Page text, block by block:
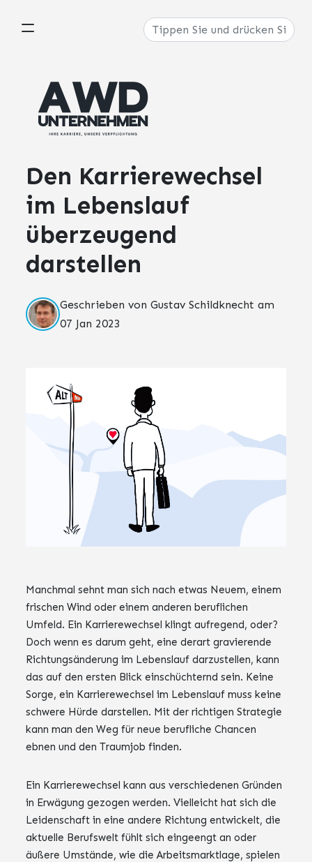
Den Karrierewechsel
im Lebenslauf
überzeugend
darstellen
Geschrieben von Gustav Schildknecht am
07 Jan 2023
Manchmal sehnt man sich nach etwas Neuem, einem
frischen Wind oder einem anderen beruflichen
Umfeld. Ein Karrierewechsel klingt aufregend, oder?
Doch wenn es darum geht, eine derart gravierende
Richtungsänderung im Lebenslauf darzustellen, kann
das auf den ersten Blick einschüchternd sein. Keine
Sorge, ein Karrierewechsel im Lebenslauf muss keine
schwere Hürde darstellen. Mit der richtigen Strategie
kann man den Weg für neue berufliche Chancen
ebnen und den Traumjob finden.
Ein Karrierewechsel kann aus verschiedenen Gründen
in Erwägung gezogen werden. Vielleicht hat sich die
Leidenschaft in eine andere Richtung entwickelt, die
aktuelle Berufswelt fühlt sich eingeengt an oder
äußere Umstände, wie die Arbeitsmarktlage, spielen